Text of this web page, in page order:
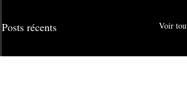
Posts récents Voir tout